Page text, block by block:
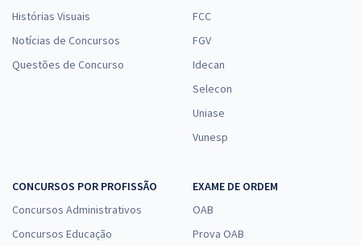
Histórias Visuais
Notícias de Concursos
Questões de Concurso
FCC
FGV
Idecan
Selecon
Uniase
Vunesp
CONCURSOS POR PROFISSÃO
Concursos Administrativos
Concursos Educação
EXAME DE ORDEM
OAB
Prova OAB